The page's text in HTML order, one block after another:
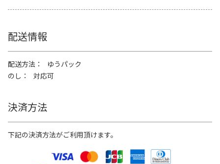
配送情報
配送方法
ゆうパック
のし
対応可
決済方法
下記の決済方法がご利用頂けます。